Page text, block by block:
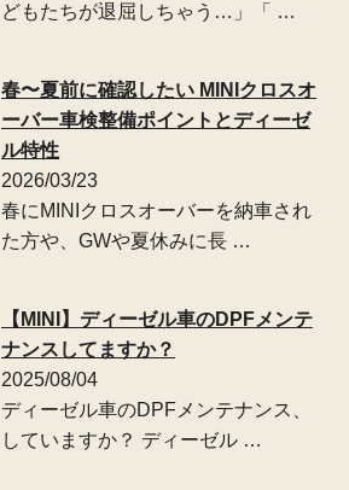
どもたちが退屈しちゃう…」「 …
春〜夏前に確認したい MINIクロスオ
ーバー車検整備ポイントとディーゼ
ル特性
2026/03/23
春にMINIクロスオーバーを納車され
た方や、GWや夏休みに長 …
【MINI】ディーゼル車のDPFメンテ
ナンスしてますか？
2025/08/04
ディーゼル車のDPFメンテナンス、
していますか？ ディーゼル …